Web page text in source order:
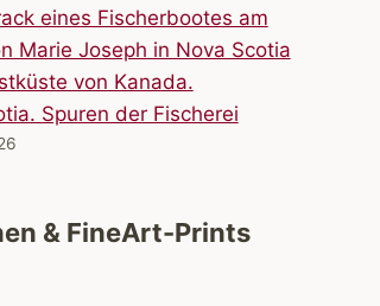
Spuren der Fischerei
& FineArt-Prints